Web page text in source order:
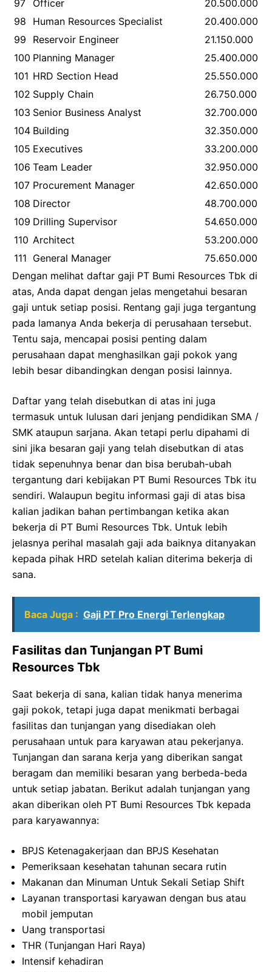
97 Officer
20.500.000
98
Human Resources Specialist
20.400.000
99
Reservoir Engineer
21.150.000
100 Planning Manager
25.400.000
101 HRD Section Head
25.550.000
102 Supply Chain
26.750.000
103 Senior Business Analyst
32.700.000
104 Building
32.350.000
105 Executives
33.200.000
106 Team Leader
32.950.000
107 Procurement Manager
42.650.000
108 Director
48.700.000
109 Drilling Supervisor
54.650.000
110 Architect
53.200.000
111 General Manager
75.650.000
Dengan melihat daftar gaji PT Bumi Resources Tbk di
atas, Anda dapat dengan jelas mengetahui besaran
gaji untuk setiap posisi. Rentang gaji juga tergantung
pada lamanya Anda bekerja di perusahaan tersebut.
Tentu saja, mencapai posisi penting dalam
perusahaan dapat menghasilkan gaji pokok yang
lebih besar dibandingkan dengan posisi lainnya.
Daftar yang telah disebutkan di atas ini juga
termasuk untuk lulusan dari jenjang pendidikan SMA /
SMK ataupun sarjana. Akan tetapi perlu dipahami di
sini jika besaran gaji yang telah disebutkan di atas
tidak sepenuhnya benar dan bisa berubah-ubah
tergantung dari kebijakan PT Bumi Resources Tbk itu
sendiri. Walaupun begitu informasi gaji di atas bisa
kalian jadikan bahan pertimbangan ketika akan
bekerja di PT Bumi Resources Tbk. Untuk lebih
jelasnya perihal masalah gaji ada baiknya ditanyakan
kepada pihak HRD setelah kalian diterima bekerja di
sana.
Baca Juga : Gaji PT Pro Energi Terlengkap
Fasilitas dan Tunjangan PT Bumi
Resources Tbk
Saat bekerja di sana, kalian tidak hanya menerima
gaji pokok, tetapi juga dapat menikmati berbagai
fasilitas dan tunjangan yang disediakan oleh
perusahaan untuk para karyawan atau pekerjanya.
Tunjangan dan sarana kerja yang diberikan sangat
beragam dan memiliki besaran yang berbeda-beda
untuk setiap jabatan. Berikut adalah tunjangan yang
akan diberikan oleh PT Bumi Resources Tbk kepada
para karyawannya:
BPJS Ketenagakerjaan dan BPJS Kesehatan
Pemeriksaan kesehatan tahunan secara rutin
Makanan dan Minuman Untuk Sekali Setiap Shift
Layanan transportasi karyawan dengan bus atau
mobil jemputan
Uang transportasi
THR (Tunjangan Hari Raya)
Intensif kehadiran